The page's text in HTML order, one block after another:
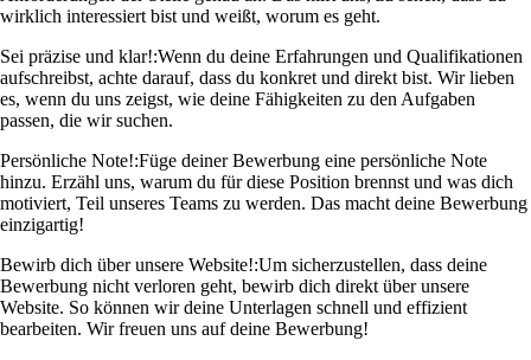
wirklich interessiert bist und weißt, worum es geht.
Sei präzise und klar!:Wenn du deine Erfahrungen und Qualifikationen
aufschreibst, achte darauf, dass du konkret und direkt bist. Wir lieben
es, wenn du uns zeigst, wie deine Fähigkeiten zu den Aufgaben
passen, die wir suchen.
Persönliche Note!:Füge deiner Bewerbung eine persönliche Note
hinzu. Erzähl uns, warum du für diese Position brennst und was dich
motiviert, Teil unseres Teams zu werden. Das macht deine Bewerbung
einzigartig!
Bewirb dich über unsere Website!:Um sicherzustellen, dass deine
Bewerbung nicht verloren geht, bewirb dich direkt über unsere
Website. So können wir deine Unterlagen schnell und effizient
bearbeiten. Wir freuen uns auf deine Bewerbung!